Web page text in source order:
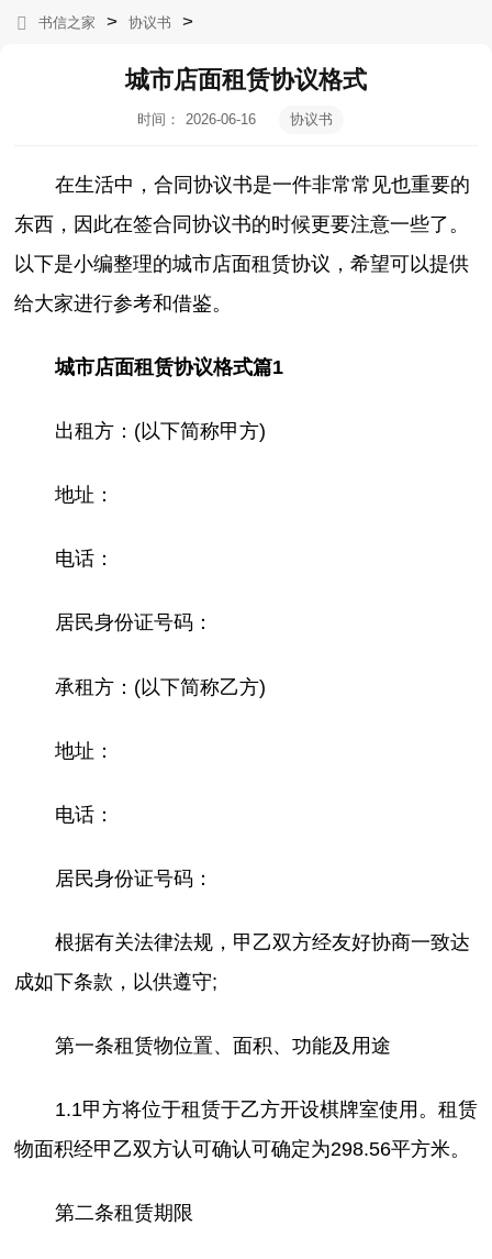
书信之家 > 协议书 >
城市店面租赁协议格式
时间：
2026-06-16
协议书
在生活中，合同协议书是一件非常常见也重要的
东西，因此在签合同协议书的时候更要注意一些了。
以下是小编整理的城市店面租赁协议，希望可以提供
给大家进行参考和借鉴。
城市店面租赁协议格式篇1
出租方：(以下简称甲方)
地址：
电话：
居民身份证号码：
承租方：(以下简称乙方)
地址：
电话：
居民身份证号码：
根据有关法律法规，甲乙双方经友好协商一致达
成如下条款，以供遵守;
第一条租赁物位置、面积、功能及用途
1.1甲方将位于租赁于乙方开设棋牌室使用。租赁
物面积经甲乙双方认可确认可确定为298.56平方米。
第二条租赁期限